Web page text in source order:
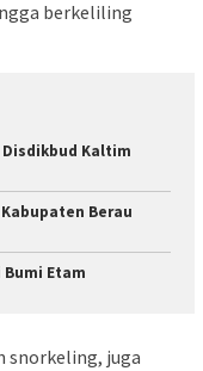
berkeliling
Kaltim
Berau
Etam
snorkeling, juga